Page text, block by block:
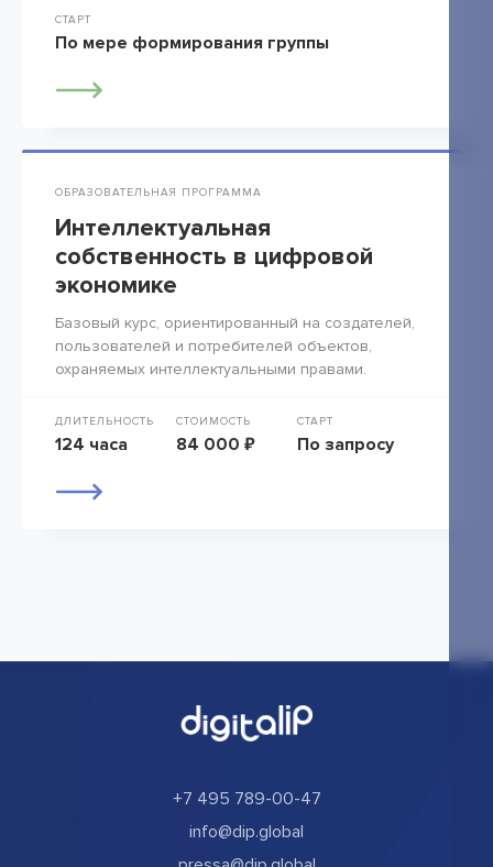
СТАРТ
По мере формирования группы
ОБРАЗОВАТЕЛЬНАЯ ПРОГРАММА
Интеллектуальная
собственность в цифровой
экономике
Базовый курс, ориентированный на создателей,
пользователей и потребителей объектов,
охраняемых интеллектуальными правами.
ДЛИТЕЛЬНОСТЬ
124 часа
СТОИМОСТЬ
84 000 ₽
СТАРТ
По запросу
+7 495 789-00-47
info@dip.global